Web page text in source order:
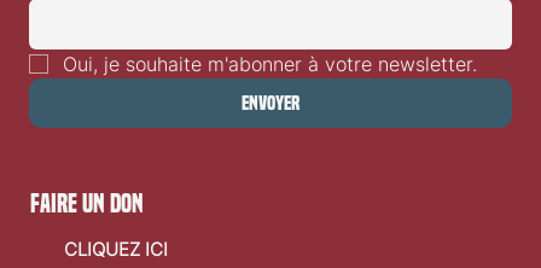
Oui, je souhaite m'abonner à votre newsletter.
Envoyer
faire un don
CLIQUEZ ICI